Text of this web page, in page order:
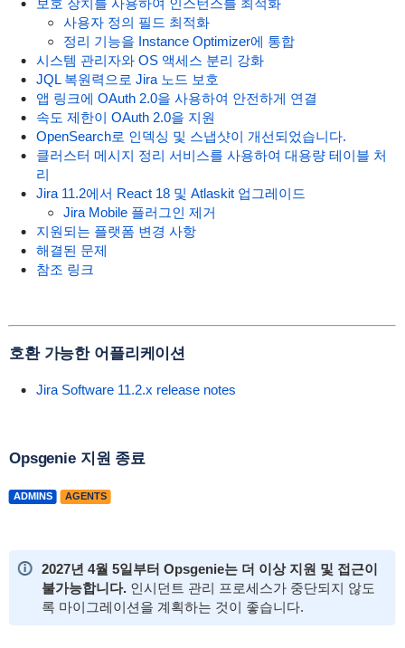
보호 장치를 사용하여 인스턴스를 최적화
사용자 정의 필드 최적화
정리 기능을 Instance Optimizer에 통합
시스템 관리자와 OS 액세스 분리 강화
JQL 복원력으로 Jira 노드 보호
앱 링크에 OAuth 2.0을 사용하여 안전하게 연결
속도 제한이 OAuth 2.0을 지원
OpenSearch로 인덱싱 및 스냅샷이 개선되었습니다.
클러스터 메시지 정리 서비스를 사용하여 대용량 테이블 처
리
Jira 11.2에서 React 18 및 Atlaskit 업그레이드
Jira Mobile 플러그인 제거
지원되는 플랫폼 변경 사항
해결된 문제
참조 링크
호환 가능한 어플리케이션
Jira Software 11.2.x release notes
Opsgenie 지원 종료
ADMINS AGENTS
2027년 4월 5일부터 Opsgenie는 더 이상 지원 및 접근이
불가능합니다. 인시던트 관리 프로세스가 중단되지 않도
록 마이그레이션을 계획하는 것이 좋습니다.